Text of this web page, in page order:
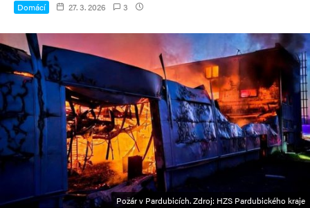
Domácí 27. 3. 2026 3
Požár v Pardubicích. Zdroj: HZS Pardubického kraje